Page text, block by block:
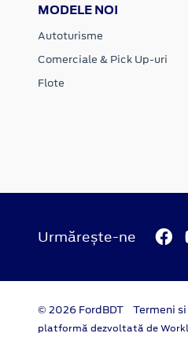
MODELE NOI
Autoturisme
Comerciale & Pick Up-uri
Flote
Urmărește-ne
© 2026 FordBDT Termeni
platformă dezvoltată de